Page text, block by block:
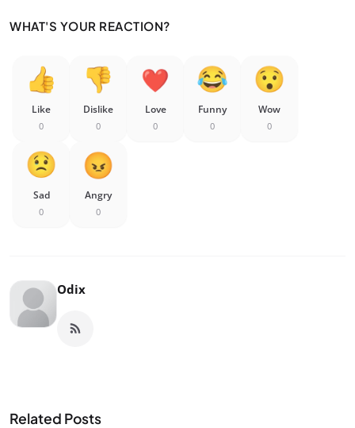
WHAT'S YOUR REACTION?
Like
0
Dislike
0
Love
0
Funny
0
Wow
0
Sad
0
Angry
0
Odix
Related Posts